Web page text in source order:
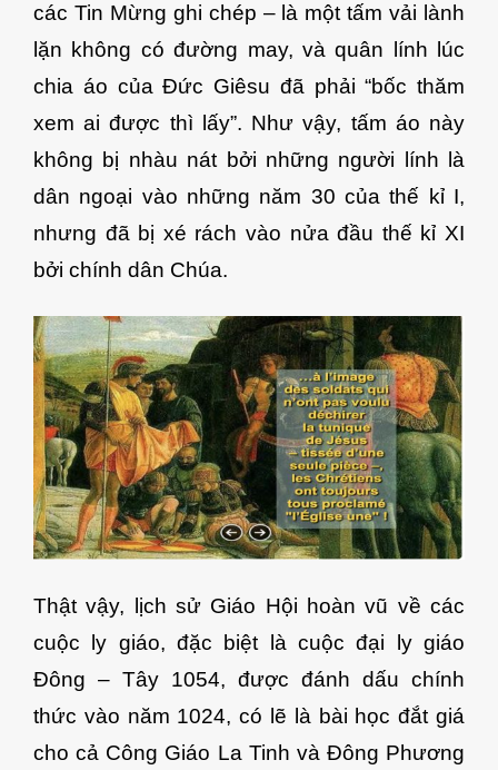
các Tin Mừng ghi chép – là một tấm vải lành
lặn không có đường may, và quân lính lúc
chia áo của Đức Giêsu đã phải “bốc thăm
xem ai được thì lấy”. Như vậy, tấm áo này
không bị nhàu nát bởi những người lính là
dân ngoại vào những năm 30 của thế kỉ I,
nhưng đã bị xé rách vào nửa đầu thế kỉ XI
bởi chính dân Chúa.
Thật vậy, lịch sử Giáo Hội hoàn vũ về các
cuộc ly giáo, đặc biệt là cuộc đại ly giáo
Đông – Tây 1054, được đánh dấu chính
thức vào năm 1024, có lẽ là bài học đắt giá
cho cả Công Giáo La Tinh và Đông Phương